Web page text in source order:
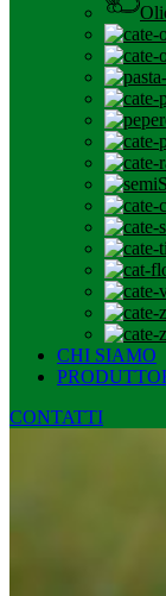
CHI SIAMO
CONTATTI